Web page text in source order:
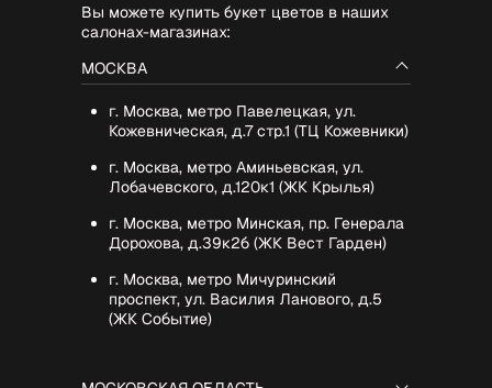
Вы можете купить букет цветов в наших
салонах-магазинах:
МОСКВА
г. Москва, метро Павелецкая, ул.
Кожевническая, д.7 стр.1 (ТЦ Кожевники)
г. Москва, метро Аминьевская, ул.
Лобачевского, д.120к1 (ЖК Крылья)
г. Москва, метро Минская, пр. Генерала
Дорохова, д.39к2б (ЖК Вест Гарден)
г. Москва, метро Мичуринский
проспект, ул. Василия Ланового, д.5
(ЖК Событие)